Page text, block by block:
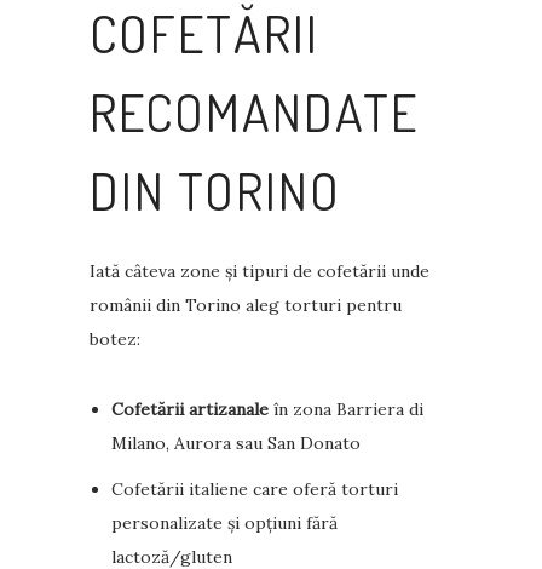
COFETĂRII
RECOMANDATE
DIN TORINO
Iată câteva zone și tipuri de cofetării unde
românii din Torino aleg torturi pentru
botez:
Cofetării artizanale în zona Barriera di
Milano, Aurora sau San Donato
Cofetării italiene care oferă torturi
personalizate și opțiuni fără
lactoză/gluten